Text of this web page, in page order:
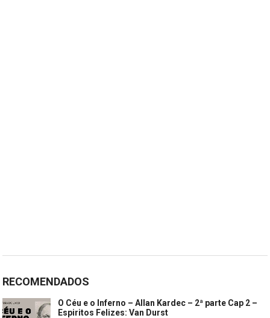
RECOMENDADOS
O Céu e o Inferno – Allan Kardec – 2ª parte Cap 2 –
Espiritos Felizes: Van Durst